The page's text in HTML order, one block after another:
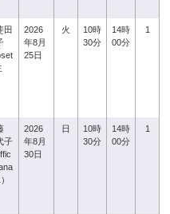
田
2026
年8月
25日
火
10時
30分
14時
00分
1
子
2026
年8月
30日
日
10時
30分
14時
00分
1